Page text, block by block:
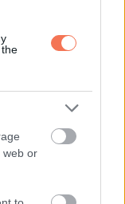
web or
.